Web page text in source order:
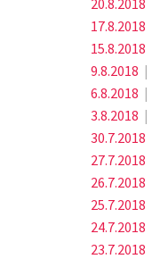
20.8.2018
17.8.2018
15.8.2018
9.8.2018 |
6.8.2018 |
3.8.2018 |
30.7.2018
27.7.2018
26.7.2018
25.7.2018
24.7.2018
23.7.2018